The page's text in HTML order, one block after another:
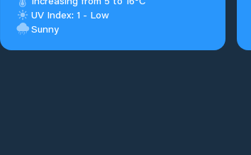
UV Index: 1 - Low
Sunny